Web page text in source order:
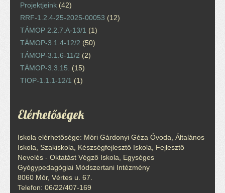
Projektjeink (42)
RRF-1.2.4-25-2025-00053 (12)
TÁMOP 2.2.7.A-13/1 (1)
TÁMOP-3.1.4-12/2 (50)
TÁMOP-3.1.6-11/2 (2)
TÁMOP-3.3.15.
(15)
TIOP-1.1.1-12/1 (1)
Elérhetőségek
Iskola elérhetősége: Móri Gárdonyi Géza Óvoda, Általános
Iskola, Szakiskola, Készségfejlesztő Iskola, Fejlesztő
Nevelés - Oktatást Végző Iskola, Egységes
Gyógypedagógiai Módszertani Intézmény
8060 Mór, Vértes u. 67.
Telefon: 06/22/407-169